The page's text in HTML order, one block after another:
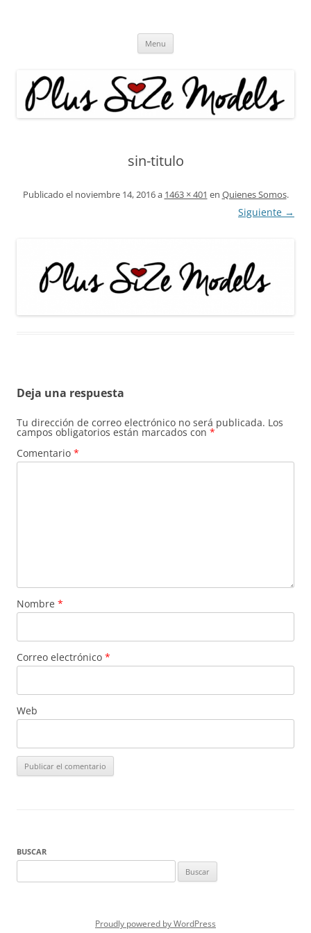
Plus Size Models
Menu
sin-titulo
Publicado el noviembre 14, 2016a 1463 × 401 en Quienes Somos.
Siguiente →
Deja una respuesta
Tu dirección de correo electrónico no será publicada. Los
campos obligatorios están marcados con *
Comentario *
Nombre *
Correo electrónico *
Web
BUSCAR
Proudly powered by WordPress